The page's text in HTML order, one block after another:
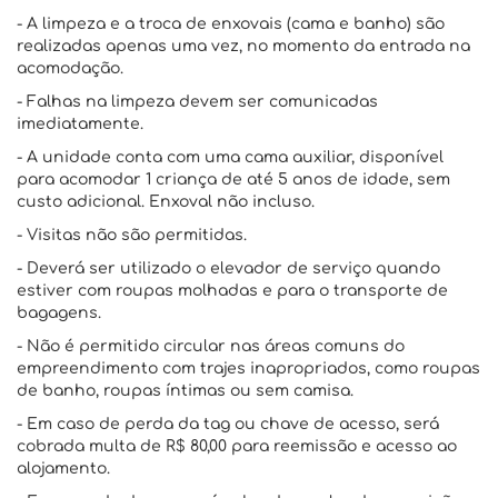
- A limpeza e a troca de enxovais (cama e banho) são
realizadas apenas uma vez, no momento da entrada na
acomodação.
- Falhas na limpeza devem ser comunicadas
imediatamente.
- A unidade conta com uma cama auxiliar, disponível
para acomodar 1 criança de até 5 anos de idade, sem
custo adicional. Enxoval não incluso.
- Visitas não são permitidas.
- Deverá ser utilizado o elevador de serviço quando
estiver com roupas molhadas e para o transporte de
bagagens.
- Não é permitido circular nas áreas comuns do
empreendimento com trajes inapropriados, como roupas
de banho, roupas íntimas ou sem camisa.
- Em caso de perda da tag ou chave de acesso, será
cobrada multa de R$ 80,00 para reemissão e acesso ao
alojamento.